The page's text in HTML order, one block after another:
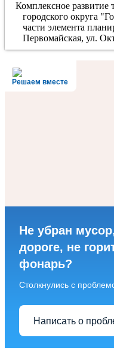
Комплексное развитие
городского округа
части элемента
Первомайская, ул.
Решаем вместе
Не убран
дороге, не
фонарь?
Столкнулись с
Написать о